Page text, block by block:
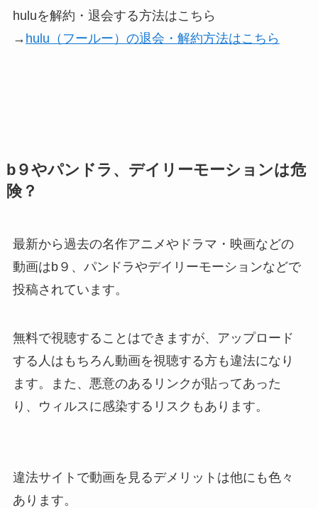
huluを解約・退会する方法はこちら
→ hulu（フールー）の退会・解約方法はこちら
b９やパンドラ、デイリーモーションは危
険？
最新から過去の名作アニメやドラマ・映画などの
動画はb９、パンドラやデイリーモーションなどで
投稿されています。
無料で視聴することはできますが、アップロード
する人はもちろん動画を視聴する方も違法になり
ます。また、悪意のあるリンクが貼ってあった
り、ウィルスに感染するリスクもあります。
違法サイトで動画を見るデメリットは他にも色々
あります。